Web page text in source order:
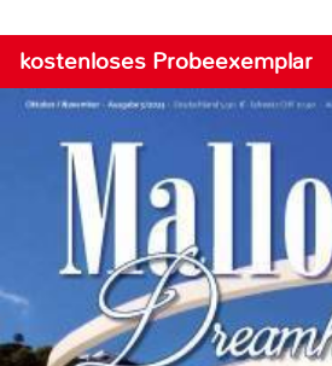
kostenloses Probeexemplar